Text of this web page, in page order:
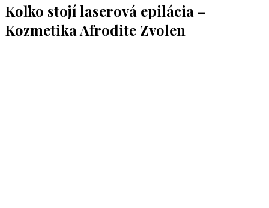
Koľko stojí laserová epilácia –
Kozmetika Afrodite Zvolen